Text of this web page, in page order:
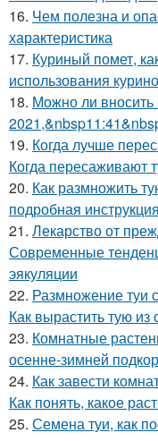
16. Чем полезна и
характеристика
17. Куриный помет,
использования
18. Можно ли вносить
19. Когда лучше
Когда пересаживают
20. Как размножить
подробная инструкция
21. Лекарство от
Современные
эякуляции
22. Размножение туи
Как вырастить тую из
23. Комнатные
осенне-зимней
24. Как завести
Как понять, какое
25. Семена туи, как